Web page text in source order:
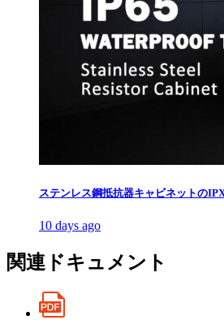
ステンレス鋼抵抗器キャビネットの
10 days ago
関連ドキュメント